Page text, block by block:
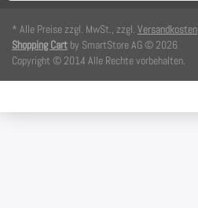
* Alle Preise zzgl. MwSt., zzgl. Versandkosten
Shopping Cart by SmartStore AG © 2026
Copyright © 2014 Alle Rechte vorbehalten.